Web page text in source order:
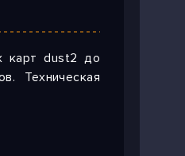
карт dust2 до
Техническая